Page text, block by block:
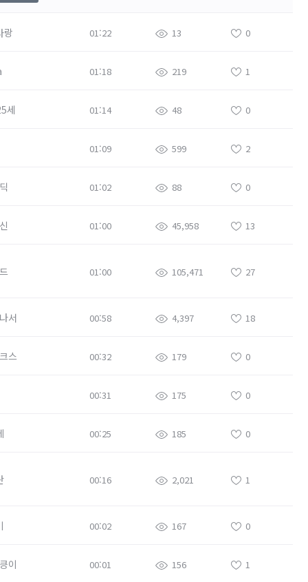
랑 01:22 13 0
01:18 219 1
세 01:14 48 0
01:09 599 2
01:02 88 0
01:00 45,958 13
01:00 105,471 27
서 00:58 4,397 18
스 00:32 179 0
00:31 175 0
00:25 185 0
00:16 2,021 1
00:02 167 0
이 00:01 156 1